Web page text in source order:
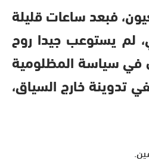
فبعد ساعات قليلة
لم يستوعب جيدا روح
أمس السبت 30 يوليوز 2016، أو أنه أراد التمادي في سياسة المظلومية
وسيلة من أجل استقطاب الناخبين عشية الإنتخابات التشريعية ليوم 7 أكتوبر 2016، ففي تدوينة خارج السياق،